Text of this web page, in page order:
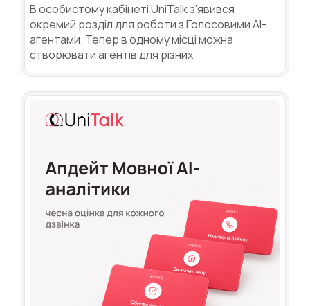
В особистому кабінеті UniTalk з’явився
окремий розділ для роботи з Голосовими AI-
агентами. Тепер в одному місці можна
створювати агентів для різних